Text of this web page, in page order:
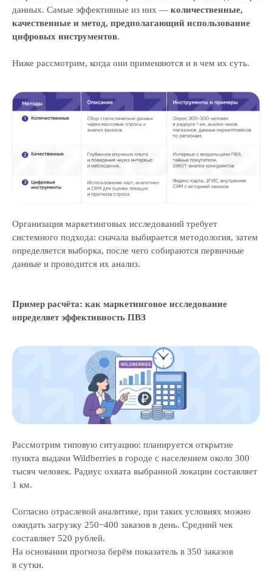
данных. Самые эффективные из них — количественные,
качественные и метод, предполагающий использование
цифровых инструментов.
Ниже рассмотрим, когда они применяются и в чем их суть.
Организация маркетинговых исследований требует
системного подхода: сначала выбирается методология, затем
определяется выборка, после чего собираются первичные
данные и проводится их анализ.
Пример расчёта: как маркетинговое исследование
определяет эффективность ПВЗ
Рассмотрим типовую ситуацию: планируется открытие
пункта выдачи Wildberries в городе с населением около 300
тысяч человек. Радиус охвата выбранной локации составляет
1 км.
Согласно отраслевой аналитике, при таких условиях можно
ожидать загрузку 250−400 заказов в день. Средний чек
составляет 520 рублей.
На основании прогноза берём показатель в 350 заказов
в сутки.